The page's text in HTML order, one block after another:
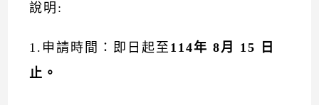
說明:
1.申請時間：即日起至 114年 8月 15 日
止。